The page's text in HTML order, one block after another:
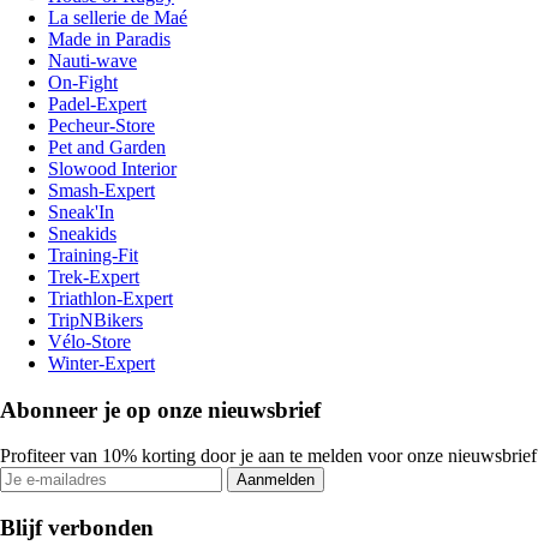
La sellerie de Maé
Made in Paradis
Nauti-wave
On-Fight
Padel-Expert
Pecheur-Store
Pet and Garden
Slowood Interior
Smash-Expert
Sneak'In
Sneakids
Training-Fit
Trek-Expert
Triathlon-Expert
TripNBikers
Vélo-Store
Winter-Expert
Abonneer je op onze nieuwsbrief
Profiteer van 10% korting door je aan te melden voor onze nieuwsbrief
Aanmelden
Blijf verbonden